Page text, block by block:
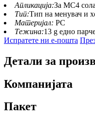
Апликација:За MC4
Тип:Тип на менувач и
Материјал: PC
Тежина:13 g едно
Испратете ни е-пошта
Детали за
Компанијата
Пакет